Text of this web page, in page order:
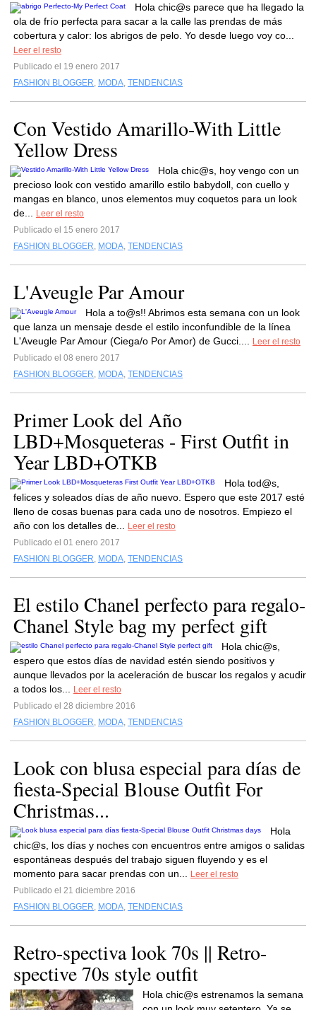
Hola chic@s parece que ha llegado la
ola de frío perfecta para sacar a la calle las prendas de más
cobertura y calor: los abrigos de pelo. Yo desde luego voy co...
Leer el resto
Publicado el 19 enero 2017
FASHION BLOGGER, MODA, TENDENCIAS
Con Vestido Amarillo-With Little
Yellow Dress
Hola chic@s, hoy vengo con un
precioso look con vestido amarillo estilo babydoll, con cuello y
mangas en blanco, unos elementos muy coquetos para un look
de...
Leer el resto
Publicado el 15 enero 2017
FASHION BLOGGER, MODA, TENDENCIAS
L'Aveugle Par Amour
Hola a to@s!! Abrimos esta semana con un look
que lanza un mensaje desde el estilo inconfundible de la línea
L'Aveugle Par Amour (Ciega/o Por Amor) de Gucci....
Leer el resto
Publicado el 08 enero 2017
FASHION BLOGGER, MODA, TENDENCIAS
Primer Look del Año
LBD+Mosqueteras - First Outfit in
Year LBD+OTKB
Hola tod@s,
felices y soleados días de año nuevo. Espero que este 2017 esté
lleno de cosas buenas para cada uno de nosotros. Empiezo el
año con los detalles de...
Leer el resto
Publicado el 01 enero 2017
FASHION BLOGGER, MODA, TENDENCIAS
El estilo Chanel perfecto para regalo-
Chanel Style bag my perfect gift
Hola chic@s,
espero que estos días de navidad estén siendo positivos y
aunque llevados por la aceleración de buscar los regalos y acudir
a todos los...
Leer el resto
Publicado el 28 diciembre 2016
FASHION BLOGGER, MODA, TENDENCIAS
Look con blusa especial para días de
fiesta-Special Blouse Outfit For
Christmas...
Hola
chic@s, los días y noches con encuentros entre amigos o salidas
espontáneas después del trabajo siguen fluyendo y es el
momento para sacar prendas con un...
Leer el resto
Publicado el 21 diciembre 2016
FASHION BLOGGER, MODA, TENDENCIAS
Retro-spectiva look 70s || Retro-
spective 70s style outfit
Hola chic@s estrenamos la semana